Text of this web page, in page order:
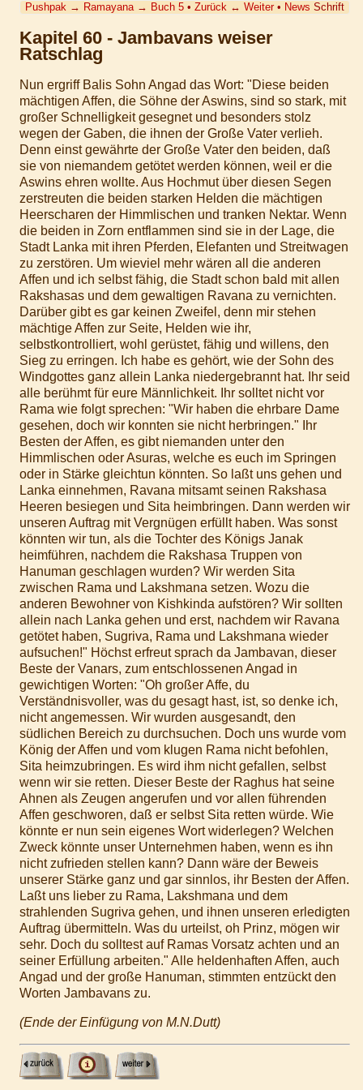
Pushpak → Ramayana → Buch 5 •Zurück ↔ Weiter• News Schrift
Kapitel 60 - Jambavans weiser
Ratschlag
Nun ergriff Balis Sohn Angad das Wort: "Diese beiden
mächtigen Affen, die Söhne der Aswins, sind so stark, mit
großer Schnelligkeit gesegnet und besonders stolz
wegen der Gaben, die ihnen der Große Vater verlieh.
Denn einst gewährte der Große Vater den beiden, daß
sie von niemandem getötet werden können, weil er die
Aswins ehren wollte. Aus Hochmut über diesen Segen
zerstreuten die beiden starken Helden die mächtigen
Heerscharen der Himmlischen und tranken Nektar. Wenn
die beiden in Zorn entflammen sind sie in der Lage, die
Stadt Lanka mit ihren Pferden, Elefanten und Streitwagen
zu zerstören. Um wieviel mehr wären all die anderen
Affen und ich selbst fähig, die Stadt schon bald mit allen
Rakshasas und dem gewaltigen Ravana zu vernichten.
Darüber gibt es gar keinen Zweifel, denn mir stehen
mächtige Affen zur Seite, Helden wie ihr,
selbstkontrolliert, wohl gerüstet, fähig und willens, den
Sieg zu erringen. Ich habe es gehört, wie der Sohn des
Windgottes ganz allein Lanka niedergebrannt hat. Ihr seid
alle berühmt für eure Männlichkeit. Ihr solltet nicht vor
Rama wie folgt sprechen: "Wir haben die ehrbare Dame
gesehen, doch wir konnten sie nicht herbringen." Ihr
Besten der Affen, es gibt niemanden unter den
Himmlischen oder Asuras, welche es euch im Springen
oder in Stärke gleichtun könnten. So laßt uns gehen und
Lanka einnehmen, Ravana mitsamt seinen Rakshasa
Heeren besiegen und Sita heimbringen. Dann werden wir
unseren Auftrag mit Vergnügen erfüllt haben. Was sonst
könnten wir tun, als die Tochter des Königs Janak
heimführen, nachdem die Rakshasa Truppen von
Hanuman geschlagen wurden? Wir werden Sita
zwischen Rama und Lakshmana setzen. Wozu die
anderen Bewohner von Kishkinda aufstören? Wir sollten
allein nach Lanka gehen und erst, nachdem wir Ravana
getötet haben, Sugriva, Rama und Lakshmana wieder
aufsuchen!" Höchst erfreut sprach da Jambavan, dieser
Beste der Vanars, zum entschlossenen Angad in
gewichtigen Worten: "Oh großer Affe, du
Verständnisvoller, was du gesagt hast, ist, so denke ich,
nicht angemessen. Wir wurden ausgesandt, den
südlichen Bereich zu durchsuchen. Doch uns wurde vom
König der Affen und vom klugen Rama nicht befohlen,
Sita heimzubringen. Es wird ihm nicht gefallen, selbst
wenn wir sie retten. Dieser Beste der Raghus hat seine
Ahnen als Zeugen angerufen und vor allen führenden
Affen geschworen, daß er selbst Sita retten würde. Wie
könnte er nun sein eigenes Wort widerlegen? Welchen
Zweck könnte unser Unternehmen haben, wenn es ihn
nicht zufrieden stellen kann? Dann wäre der Beweis
unserer Stärke ganz und gar sinnlos, ihr Besten der Affen.
Laßt uns lieber zu Rama, Lakshmana und dem
strahlenden Sugriva gehen, und ihnen unseren erledigten
Auftrag übermitteln. Was du urteilst, oh Prinz, mögen wir
sehr. Doch du solltest auf Ramas Vorsatz achten und an
seiner Erfüllung arbeiten." Alle heldenhaften Affen, auch
Angad und der große Hanuman, stimmten entzückt den
Worten Jambavans zu.
(Ende der Einfügung von M.N.Dutt)